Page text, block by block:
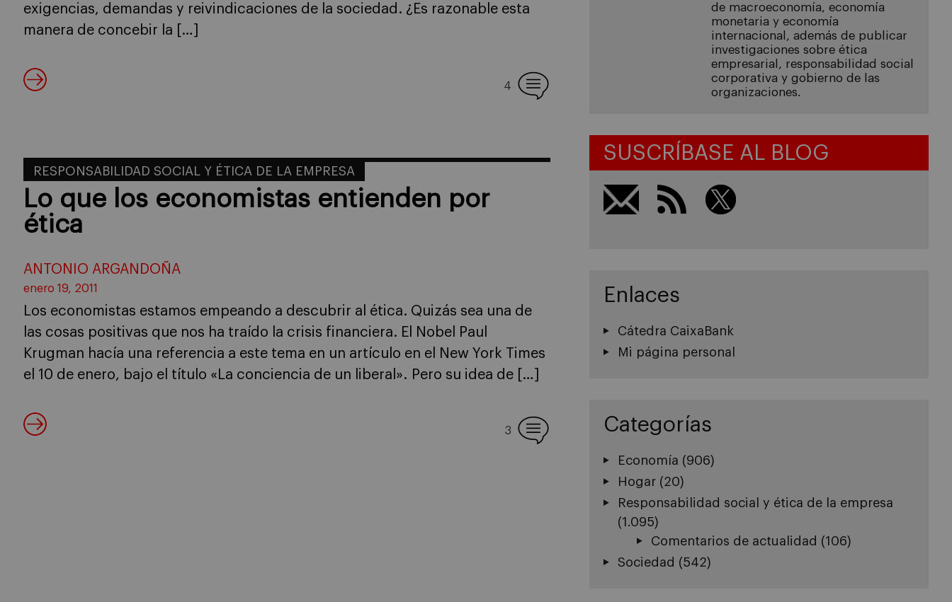
exigencias, demandas y reivindicaciones de la sociedad. ¿Es razonable esta
manera de concebir la […]
4
RESPONSABILIDAD SOCIAL Y ÉTICA DE LA EMPRESA
Lo que los economistas entienden por
ética
ANTONIO ARGANDOÑA
enero 19, 2011
Los economistas estamos empeando a descubrir al ética. Quizás sea una de
las cosas positivas que nos ha traído la crisis financiera. El Nobel Paul
Krugman hacía una referencia a este tema en un artículo en el New York Times
el 10 de enero, bajo el título «La conciencia de un liberal». Pero su idea de […]
3
de macroeconomía, economía
monetaria y economía
internacional, además de publicar
investigaciones sobre ética
empresarial, responsabilidad social
corporativa y gobierno de las
organizaciones.
SUSCRÍBASE AL BLOG
Enlaces
Cátedra CaixaBank
Mi página personal
Categorías
Economía (906)
Hogar(20)
Responsabilidad social y ética de la empresa
(1.095)
Comentarios de actualidad (106)
Sociedad (542)